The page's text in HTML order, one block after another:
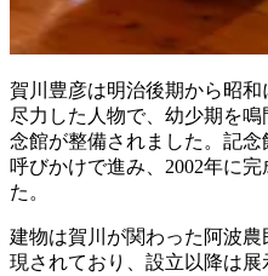
賀川豊彦は明治後期から昭
尽力した人物で、幼少期を
念館が整備されました。記
呼びかけで進み、2002年に
た。
建物は賀川が関わった阿波
現されており、設立以降は